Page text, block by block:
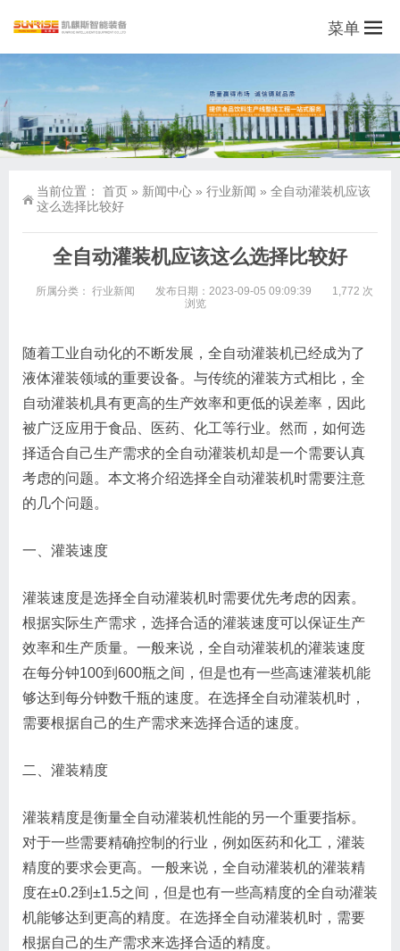
菜单
当前位置： 首页 » 新闻中心 » 行业新闻 » 全自动灌装机应该
这么选择比较好
全自动灌装机应该这么选择比较好
所属分类： 行业新闻 发布日期：2023-09-05 09:09:39
1,772 次
浏览
随着工业自动化的不断发展，全自动灌装机已经成为了
液体灌装领域的重要设备。与传统的灌装方式相比，全
自动灌装机具有更高的生产效率和更低的误差率，因此
被广泛应用于食品、医药、化工等行业。然而，如何选
择适合自己生产需求的全自动灌装机却是一个需要认真
考虑的问题。本文将介绍选择全自动灌装机时需要注意
的几个问题。
一、灌装速度
灌装速度是选择全自动灌装机时需要优先考虑的因素。
根据实际生产需求，选择合适的灌装速度可以保证生产
效率和生产质量。一般来说，全自动灌装机的灌装速度
在每分钟100到600瓶之间，但是也有一些高速灌装机能
够达到每分钟数千瓶的速度。在选择全自动灌装机时，
需要根据自己的生产需求来选择合适的速度。
二、灌装精度
灌装精度是衡量全自动灌装机性能的另一个重要指标。
对于一些需要精确控制的行业，例如医药和化工，灌装
精度的要求会更高。一般来说，全自动灌装机的灌装精
度在±0.2到±1.5之间，但是也有一些高精度的全自动灌装
机能够达到更高的精度。在选择全自动灌装机时，需要
根据自己的生产需求来选择合适的精度。